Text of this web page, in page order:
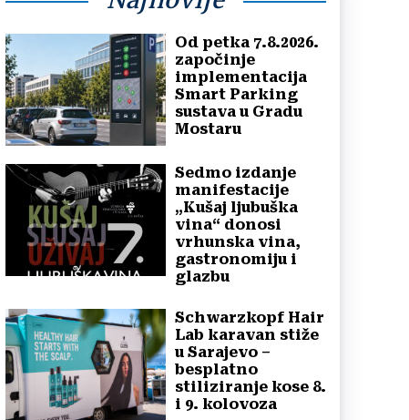
Od petka 7.8.2026.
započinje
implementacija
Smart Parking
sustava u Gradu
Mostaru
Sedmo izdanje
manifestacije
„Kušaj ljubuška
vina“ donosi
vrhunska vina,
gastronomiju i
glazbu
Schwarzkopf Hair
Lab karavan stiže
u Sarajevo –
besplatno
stiliziranje kose 8.
i 9. kolovoza